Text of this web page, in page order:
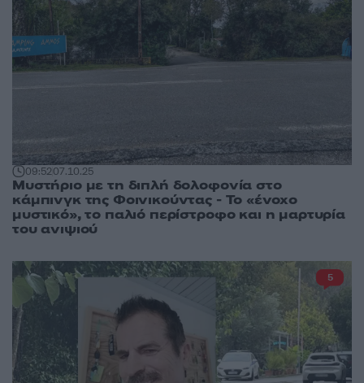
09:5207.10.25
Μυστήριο με τη διπλή δολοφονία στο
κάμπινγκ της Φοινικούντας - Το «ένοχο
μυστικό», το παλιό περίστροφο και η μαρτυρία
του ανιψιού
5